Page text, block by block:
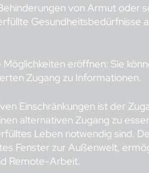
von Armut oder
Gesundheitsbedürfnisse
eröffnen: Sie
Zugang zu Informationen.
Einschränkungen ist der
alternativen Zugang zu
Leben notwendig sind.
Fenster zur Außenwelt,
Remote-Arbeit.